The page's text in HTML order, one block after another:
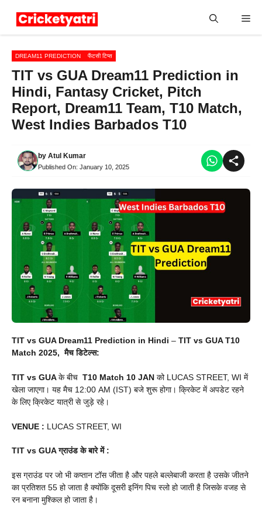
DREAM11 PREDICTION फैंटसी टिप्स
TIT vs GUA Dream11 Prediction in
Hindi, Fantasy Cricket, Pitch
Report, Dream11 Team, T10 Match,
West Indies Barbados T10
by Atul Kumar
Published On: January 10, 2025
TIT vs GUA Dream11 Prediction in Hindi – TIT vs GUAT10
Match 2025, मैच डिटेल्स:
TIT vs GUAके बीच T10 Match 10 JAN को LUCAS STREET, WI में
खेला जाएगा। यह मैच 12:00 AM (IST) बजे शुरू होगा। क्रिकेट में अपडेट रहने
के लिए क्रिकेट यात्री से जुड़े रहे।
VENUE : LUCAS STREET, WI
TIT vs GUAग्राउंड के बारे में :
इस ग्राउंड पर जो भी कप्तान टॉस जीता है और पहले बल्लेबाजी करता है उसके जीतने
का प्रतिशत 55 हो जाता है क्योंकि दूसरी इनिंग पिच स्लो हो जाती है जिसके वजह से
रन बनाना मुश्किल हो जाता है।